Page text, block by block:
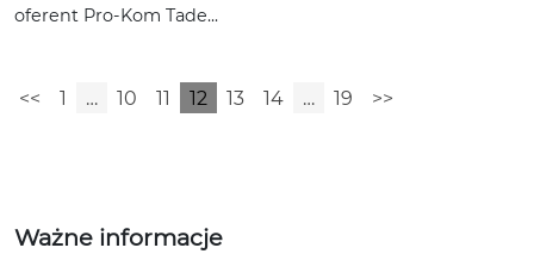
oferent Pro-Kom Tade...
<< 1 … 10 11 12 13 14 … 19 >>
Ważne informacje